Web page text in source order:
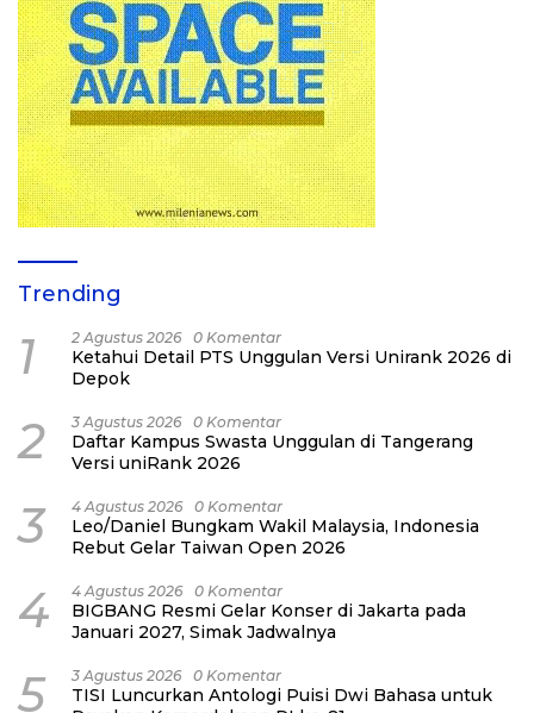
Trending
1 2 Agustus 2026 0 Komentar
Ketahui Detail PTS Unggulan Versi Unirank 2026 di
Depok
2 3 Agustus 2026 0 Komentar
Daftar Kampus Swasta Unggulan di Tangerang
Versi uniRank 2026
3 4 Agustus 2026 0 Komentar
Leo/Daniel Bungkam Wakil Malaysia, Indonesia
Rebut Gelar Taiwan Open 2026
4 4 Agustus 2026 0 Komentar
BIGBANG Resmi Gelar Konser di Jakarta pada
Januari 2027, Simak Jadwalnya
5 3 Agustus 2026 0 Komentar
TISI Luncurkan Antologi Puisi Dwi Bahasa untuk